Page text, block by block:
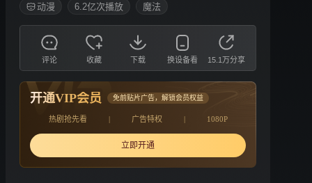
动漫 6.2亿次播放 魔法
评论 收藏 下载 换设备看 15.1万分享
开通VIP会员 免前贴片广告，解锁会员权益
热剧抢先看 | 广告特权 | 1080P
立即开通